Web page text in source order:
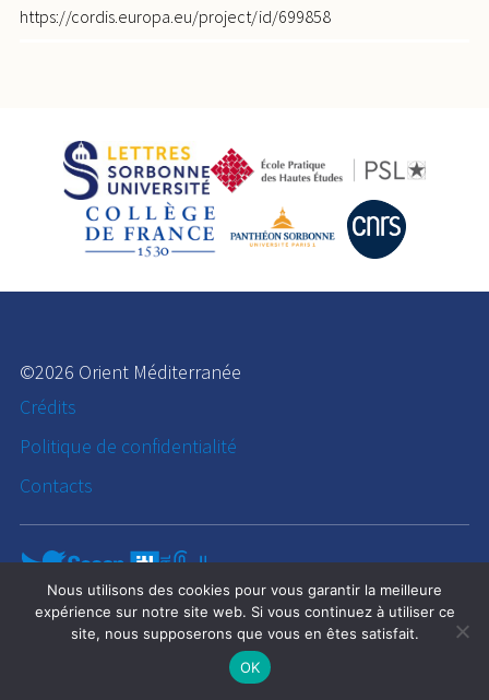
https://cordis.europa.eu/project/id/699858
©2026 Orient Méditerranée
Crédits
Politique de confidentialité
Contacts
Nous utilisons des cookies pour vous garantir la meilleure
expérience sur notre site web. Si vous continuez à utiliser ce
site, nous supposerons que vous en êtes satisfait.
OK